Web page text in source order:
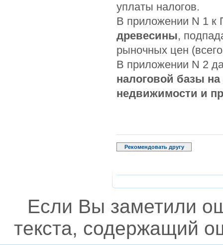
уплаты налогов.
В приложении N 1
древесины,
рыночных цен
В приложении N 2
налоговой базы
недвижимости и
Рекомендовать другу
Если Вы заметили
текста, содержащий